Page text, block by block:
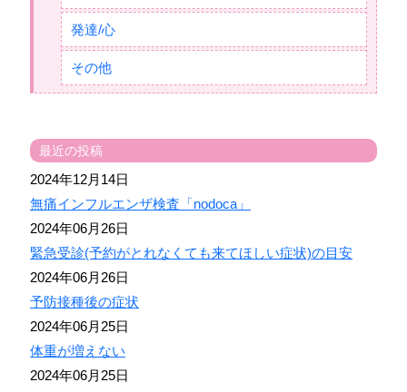
発達/心
その他
最近の投稿
2024年12月14日
無痛インフルエンザ検査「nodoca」
2024年06月26日
緊急受診(予約がとれなくても来てほしい症状)の目安
2024年06月26日
予防接種後の症状
2024年06月25日
体重が増えない
2024年06月25日